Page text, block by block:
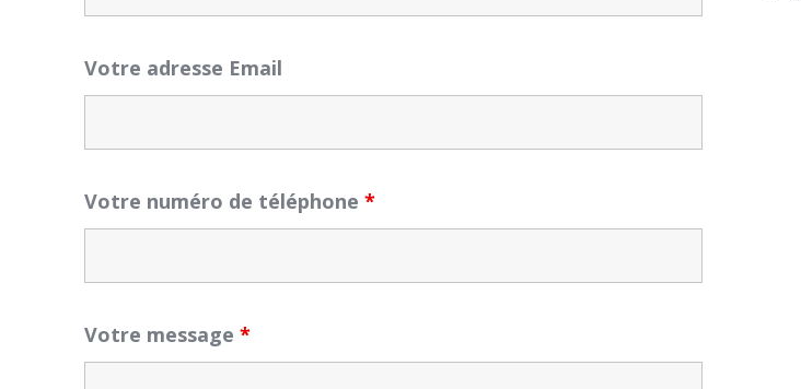
Votre adresse Email
Votre numéro de téléphone *
Votre message *